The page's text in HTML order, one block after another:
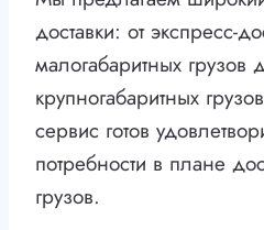
доставки: от экспресс-
малогабаритных грузов
крупногабаритных
сервис готов
потребности в плане
грузов.